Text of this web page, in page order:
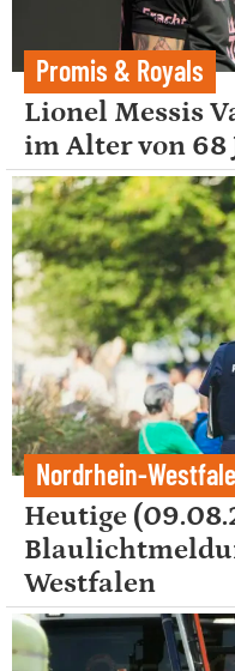
Promis & Royals
Lionel Messis
im Alter von 68
Nordrhein-
Heutige
Westfalen